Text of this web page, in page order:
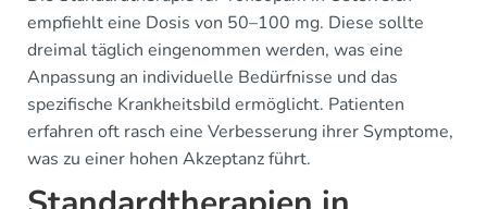
empfiehlt eine Dosis von 50–100 mg. Diese sollte
dreimal täglich eingenommen werden, was eine
Anpassung an individuelle Bedürfnisse und das
spezifische Krankheitsbild ermöglicht. Patienten
erfahren oft rasch eine Verbesserung ihrer Symptome,
was zu einer hohen Akzeptanz führt.